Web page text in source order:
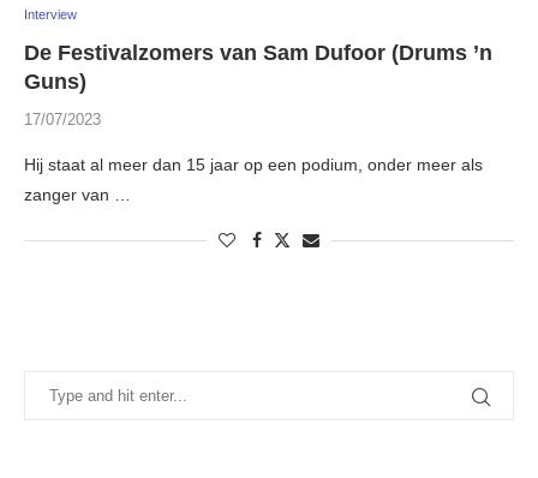
Interview
De Festivalzomers van Sam Dufoor (Drums ’n
Guns)
17/07/2023
Hij staat al meer dan 15 jaar op een podium, onder meer als
zanger van …